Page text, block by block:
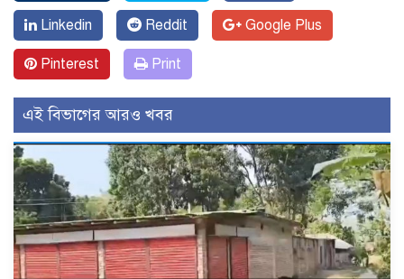
Linkedin Reddit Google Plus
Pinterest Print
এই বিভাগের আরও খবর